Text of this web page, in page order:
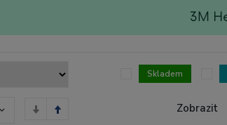
Skladem
Zobrazit